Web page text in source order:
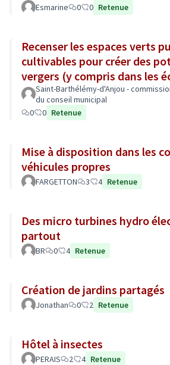
Esmarine 0 0 Retenue
Recenser les espaces verts
cultivables pour créer des
vergers (y compris dans les
Saint-Barthélémy-d'Anjou -
du conseil municipal
0
0 Retenue
Mise à disposition dans les
véhicules propres
FARGETTON 3 4 Retenue
Des micro turbines hydro
partout
BR 0 4 Retenue
Création de jardins partagés
Jonathan 0 2 Retenue
Hôtel à insectes
PERAIS 2 4 Retenue